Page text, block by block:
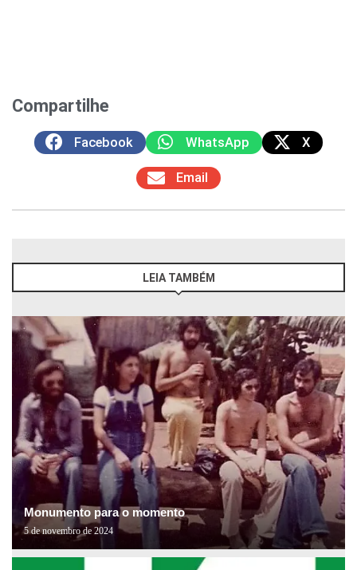
Compartilhe
Facebook WhatsApp X
Email
LEIA TAMBÉM
Monumento para o momento
5 de novembro de 2024